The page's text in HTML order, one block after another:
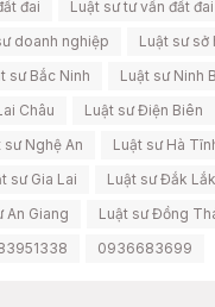
đai Luật sư tư vấn đất đai
doanh nghiệp Luật sư sở
sư Bắc Ninh Luật sư Ninh
Châu Luật sư Điện Biên
sư Nghệ An Luật sư Hà
sư Gia Lai Luật sư Đắk Lắk
An Giang Luật sư Đồng
0936683699